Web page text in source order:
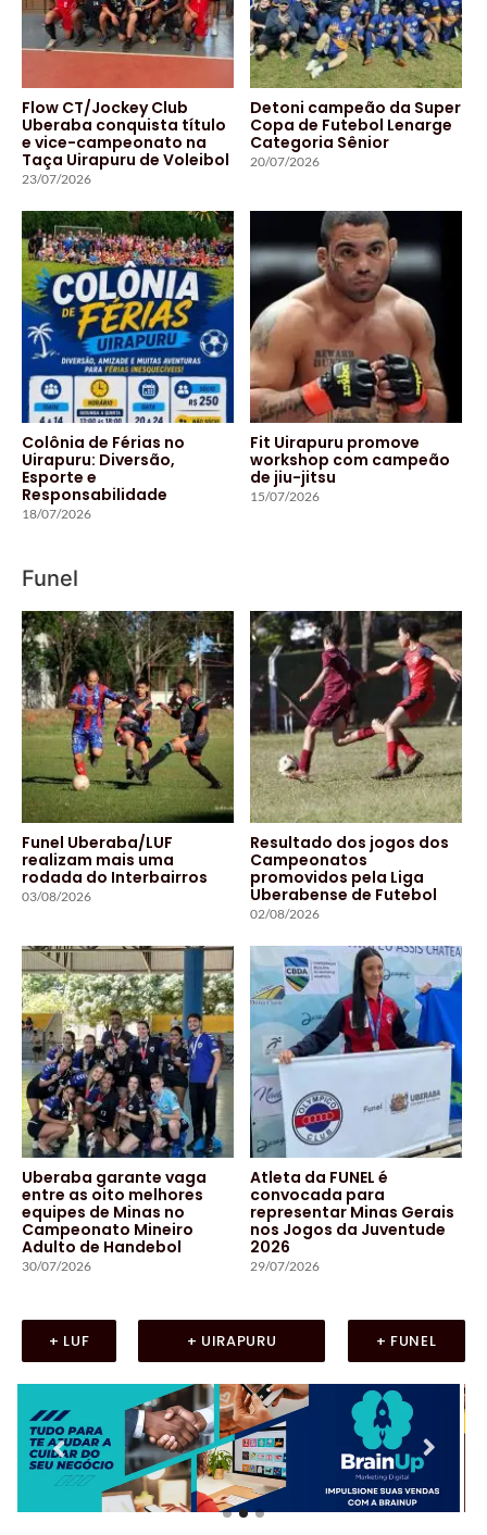
Flow CT/Jockey Club
Uberaba conquista título
e vice-campeonato na
Taça Uirapuru de Voleibol
23/07/2026
Detoni campeão da Super
Copa de Futebol Lenarge
Categoria Sênior
20/07/2026
Colônia de Férias no
Uirapuru: Diversão,
Esporte e
Responsabilidade
18/07/2026
Fit Uirapuru promove
workshop com campeão
de jiu-jitsu
15/07/2026
Funel
Funel Uberaba/LUF
realizam mais uma
rodada do Interbairros
03/08/2026
Resultado dos jogos dos
Campeonatos
promovidos pela Liga
Uberabense de Futebol
02/08/2026
Uberaba garante vaga
entre as oito melhores
equipes de Minas no
Campeonato Mineiro
Adulto de Handebol
30/07/2026
Atleta da FUNEL é
convocada para
representar Minas Gerais
nos Jogos da Juventude
2026
29/07/2026
+ LUF + UIRAPURU + FUNEL